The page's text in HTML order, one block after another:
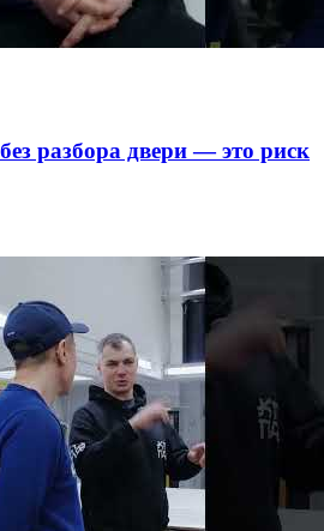
разбора двери — это риск